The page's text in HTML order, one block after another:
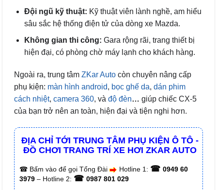
Đội ngũ kỹ thuật: Kỹ thuật viên lành nghề, am hiểu
sâu sắc hệ thống điện tử của dòng xe Mazda.
Không gian thi công: Gara rộng rãi, trang thiết bị
hiện đại, có phòng chờ máy lạnh cho khách hàng.
Ngoài ra, trung tâm ZKar Auto còn chuyên nâng cấp
phụ kiện: màn hình android, bọc ghế da, dán phim
cách nhiệt, camera 360, và độ đèn… giúp chiếc CX-5
của bạn trở nên an toàn, hiện đại và tiện nghi hơn.
ĐỊA CHỈ TỚI TRUNG TÂM PHỤ KIỆN Ô TÔ -
ĐỒ CHƠI TRANG TRÍ XE HƠI ZKAR AUTO
☎ Bấm vào để gọi Tổng Đài Hotline 1: ☎ 0949 60
3979 – Hotline 2: ☎ 0987 801 029